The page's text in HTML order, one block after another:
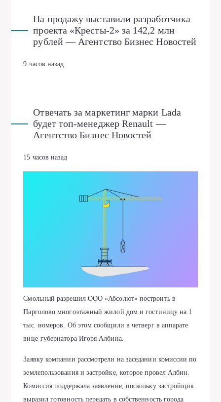
На продажу выставили разработчика
проекта «Кресты-2» за 142,2 млн
рублей — Агентство Бизнес Новостей
9 часов назад
Отвечать за маркетинг марки Lada
будет топ-менеджер Renault —
Агентство Бизнес Новостей
15 часов назад
Смольный разрешил ООО «Абсолют» построить в
Парголово многоэтажный жилой дом и гостиницу на 1
тыс. номеров. Об этом сообщили в четверг в аппарате
вице-губернатора Игоря Албина.
Заявку компании рассмотрели на заседании комиссии по
землепользования и застройке, которое провел Албин.
Комиссия поддержала заявление, поскольку застройщик
выразил готовность передать в собственность города